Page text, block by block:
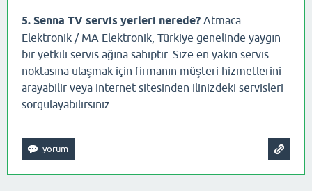
5. Senna TV servis yerleri nerede? Atmaca
Elektronik / MA Elektronik, Türkiye genelinde yaygın
bir yetkili servis ağına sahiptir. Size en yakın servis
noktasına ulaşmak için firmanın müşteri hizmetlerini
arayabilir veya internet sitesinden ilinizdeki servisleri
sorgulayabilirsiniz.